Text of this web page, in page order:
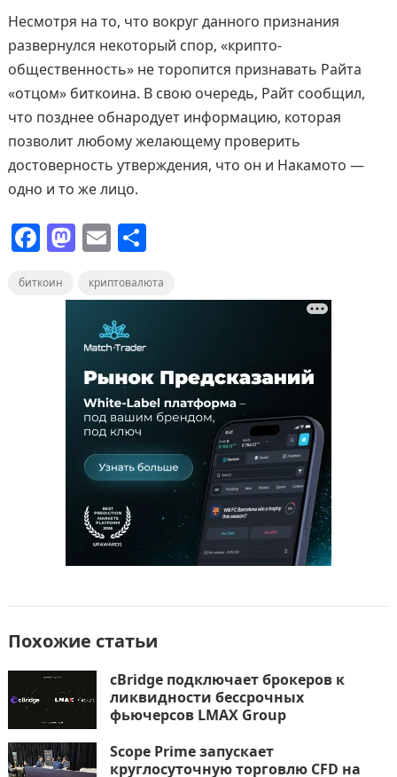
Несмотря на то, что вокруг данного признания
развернулся некоторый спор, «крипто-
общественность» не торопится признавать Райта
«отцом» биткоина. В свою очередь, Райт сообщил,
что позднее обнародует информацию, которая
позволит любому желающему проверить
достоверность утверждения, что он и Накамото —
одно и то же лицо.
F
c
M
st
d
o
n
E
ai
l
О
п
а
в
и
ь
биткоин криптовалюта
Похожие статьи
cBridge подключает брокеров к
ликвидности бессрочных
фьючерсов LMAX Group
Scope Prime запускает
круглосуточную торговлю CFD на